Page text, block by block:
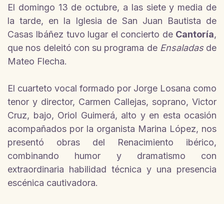
El domingo 13 de octubre, a las siete y media de
la tarde, en la Iglesia de San Juan Bautista de
Casas Ibáñez tuvo lugar el concierto de Cantoría,
que nos deleitó con su programa de Ensaladas de
Mateo Flecha.
El cuarteto vocal formado por Jorge Losana como
tenor y director, Carmen Callejas, soprano, Victor
Cruz, bajo, Oriol Guimerá, alto y en esta ocasión
acompañados por la organista Marina López, nos
presentó obras del Renacimiento ibérico,
combinando humor y dramatismo con
extraordinaria habilidad técnica y una presencia
escénica cautivadora.